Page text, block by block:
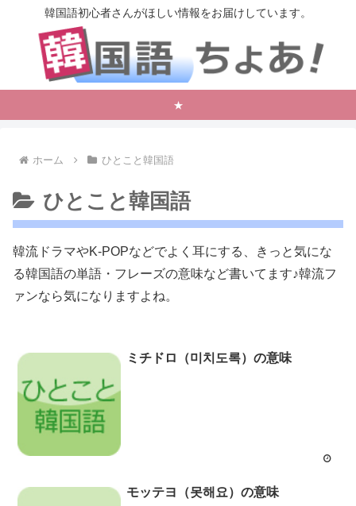
韓国語初心者さんがほしい情報をお届けしています。
★
ホーム ひとこと韓国語
ひとこと韓国語
韓流ドラマやK-POPなどでよく耳にする、きっと気にな
る韓国語の単語・フレーズの意味など書いてます♪韓流フ
ァンなら気になりますよね。
ミチドロ（미치도록）の意味
モッテヨ（못해요）の意味